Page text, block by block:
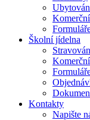
Školní jídelna
Kontakty
Napište